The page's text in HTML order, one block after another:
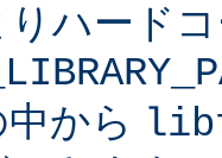
ハード
から